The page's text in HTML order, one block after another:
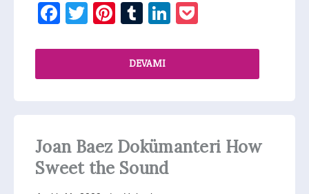
Facebook
TwitterPinterest
TumblrLinkedIn
DEVAMI
Joan Baez Dokümanteri How
Sweet the Sound